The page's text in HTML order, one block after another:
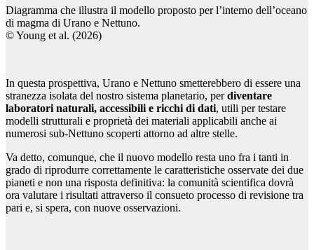
Diagramma che illustra il modello proposto per l’interno dell’oceano
di magma di Urano e Nettuno.
© Young et al. (2026)
In questa prospettiva, Urano e Nettuno smetterebbero di essere una
stranezza isolata del nostro sistema planetario, perdiventare
laboratori naturali, accessibili e ricchi di dati, utili per testare
modelli strutturali e proprietà dei materiali applicabili anche ai
numerosi sub-Nettuno scoperti attorno ad altre stelle.
Va detto, comunque, che il nuovo modello resta uno fra i tanti in
grado di riprodurre correttamente le caratteristiche osservate dei due
pianeti e non una risposta definitiva: la comunità scientifica dovrà
ora valutare i risultati attraverso il consueto processo di revisione tra
pari e, si spera, con nuove osservazioni.